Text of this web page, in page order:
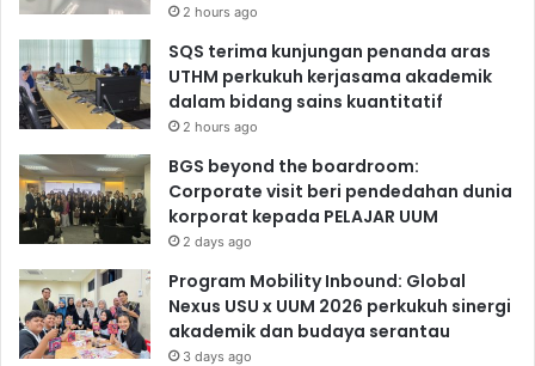
2 hours ago
SQS terima kunjungan penanda aras
UTHM perkukuh kerjasama akademik
dalam bidang sains kuantitatif
2 hours ago
BGS beyond the boardroom:
Corporate visit beri pendedahan dunia
korporat kepada PELAJAR UUM
2 days ago
Program Mobility Inbound: Global
Nexus USU x UUM 2026 perkukuh sinergi
akademik dan budaya serantau
3 days ago